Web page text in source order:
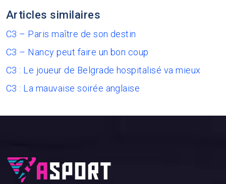
Articles similaires
C3 – Paris maître de son destin
C3 – Nancy peut faire un bon coup
C3 : Le joueur de Belgrade hospitalisé va mieux
C3 : La mauvaise soirée anglaise